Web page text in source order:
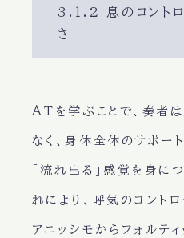
3.1.2 息のコント
さ
ATを学ぶことで、奏者は
なく、身体全体のサポー
「流れ出る」感覚を身に
れにより、呼気のコント
アニッシモからフォルテ